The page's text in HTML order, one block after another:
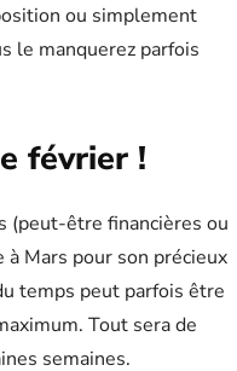
ou simplement
le manquerez parfois
février !
(peut-être financières ou
Mars pour son précieux
temps peut parfois être
Tout sera de
semaines.